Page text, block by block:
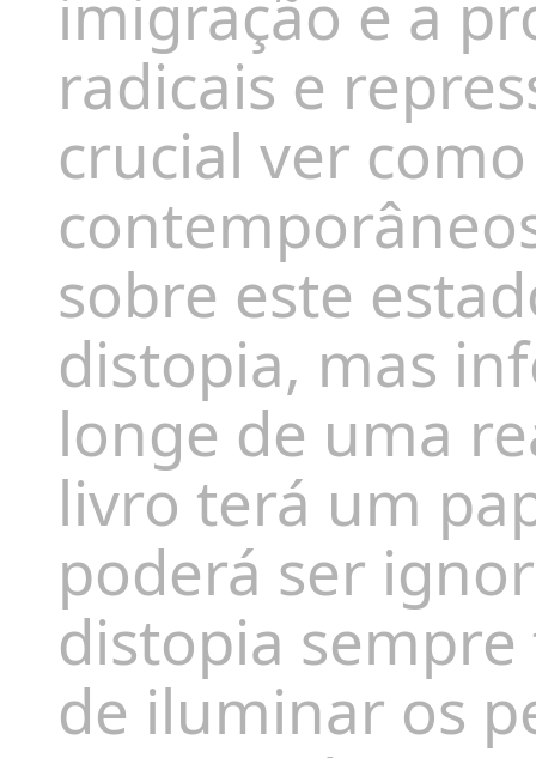
radicais e
crucial ver
sobre este
distopia, mas
longe de uma
livro terá um
poderá ser
distopia
de iluminar os